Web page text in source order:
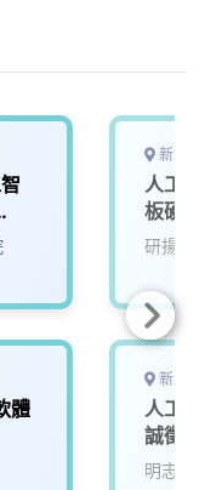
體
新北
人工
板硬
研揚科
新北
人工
誠徵
明志科